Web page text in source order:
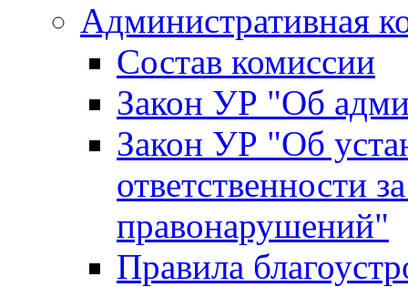
Административная
Состав комиссии
Закон УР "Об
Закон УР "Об
ответственности
правонарушений"
Правила